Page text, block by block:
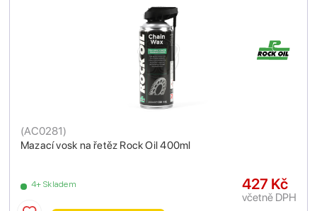
Mazací vosk na řetěz Rock Oil 400ml
(AC0281)
4+ Skladem 427 Kč
včetně DPH